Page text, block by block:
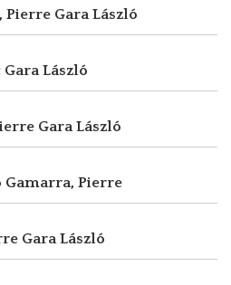
Pierre Gara László
Gara László
Gara László
Gamarra, Pierre
Gara László